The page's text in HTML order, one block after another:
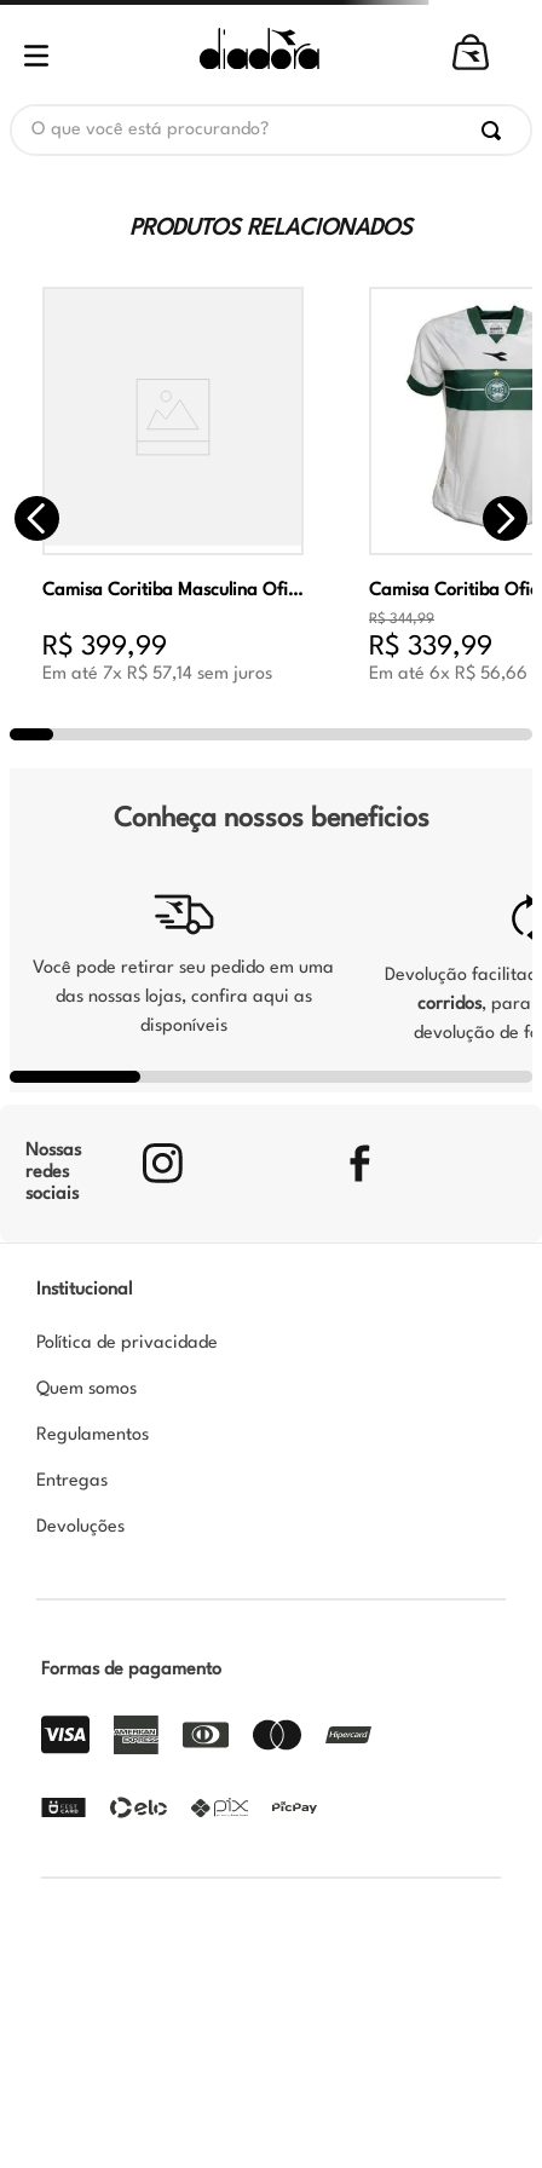
PRODUTOS RELACIONADOS
Camisa Coritiba Masculina Oficial Jogo 2 2026 Verde
R$ 399,99
Em até 7x R$ 57,14 sem juros
R$ 344,99
R$ 339,99
Em até 6x R$ 56,66
Conheça nossos beneficios
Você pode retirar seu pedido em uma
das nossas lojas, confira aqui as
disponíveis
Devolução
corridos, para
devolução de
Nossas
redes
sociais
Institucional
Política de privacidade
Quem somos
Regulamentos
Entregas
Devoluções
Formas de pagamento